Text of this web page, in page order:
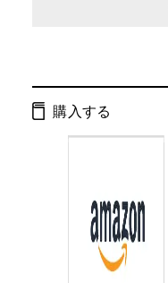
ページ数：
判型：
購入する